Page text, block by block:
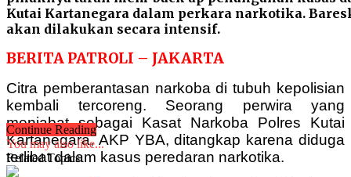
Kutai Kartanegara dalam perkara narkotika.
akan dilakukan secara intensif.
BERITA PATROLI – JAKARTA
Citra pemberantasan narkoba di tubuh kepolisian
kembali tercoreng. Seorang perwira yang
menjabat sebagai Kasat Narkoba Polres Kutai
Kartanegara, AKP YBA, ditangkap karena diduga
terlibat dalam kasus peredaran narkotika.
Continue Reading
You may also like...
Related Topics: